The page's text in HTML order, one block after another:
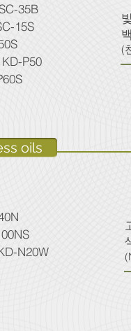
35B
15S
P50
(
oils
N20W